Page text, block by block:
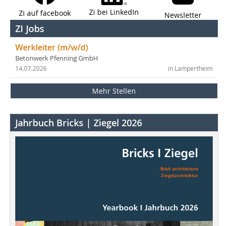
Zi auf facebook Zi bei LinkedIn Newsletter
ZI Jobs
Werkleiter (m/w/d)
Betonwerk Pfenning GmbH
in Lampertheim
14.07.2026
Mehr Stellen
Jahrbuch Bricks | Ziegel 2026